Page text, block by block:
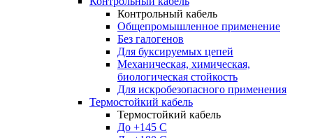
Контрольный кабель
Общепромышленное применение
Без галогенов
Для буксируемых цепей
Механическая, химическая,
биологическая стойкость
Для искробезопасного применения
Термостойкий кабель
Термостойкий кабель
До +145 С